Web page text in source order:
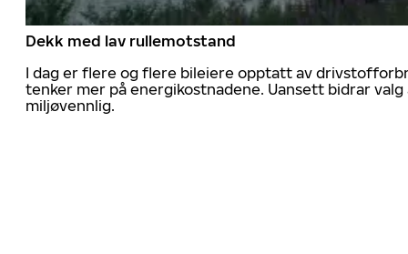
Dekk med lav rullemotstand
I dag er flere og flere bileiere opptatt av
tenker mer på energikostnadene. Uansett bidrar
miljøvennlig.